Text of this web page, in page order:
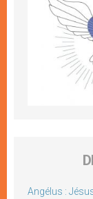
Angélus :